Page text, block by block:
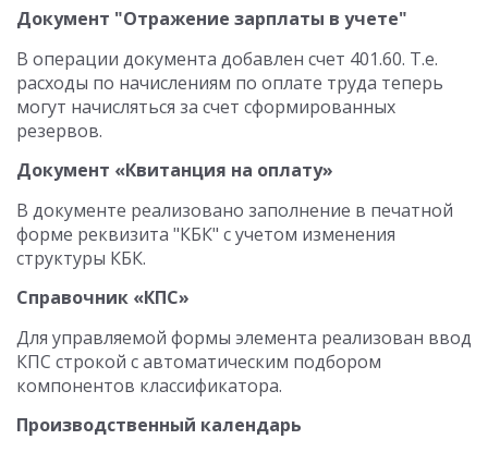
Документ "Отражение зарплаты в учете"
В операции документа добавлен счет 401.60. Т.е.
расходы по начислениям по оплате труда теперь
могут начисляться за счет сформированных
резервов.
Документ «Квитанция на оплату»
В документе реализовано заполнение в печатной
форме реквизита "КБК" с учетом изменения
структуры КБК.
Справочник «КПС»
Для управляемой формы элемента реализован ввод
КПС строкой с автоматическим подбором
компонентов классификатора.
Производственный календарь